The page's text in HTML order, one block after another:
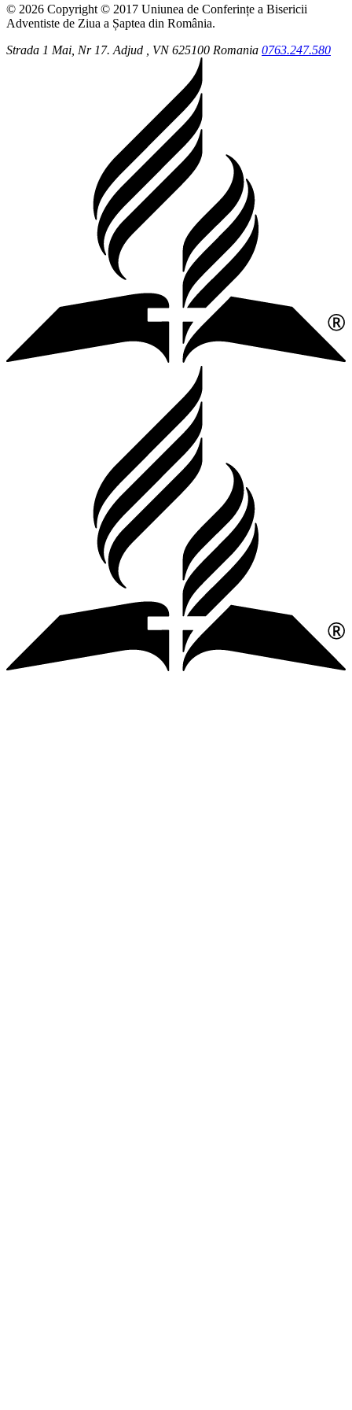
© 2026 Copyright © 2017 Uniunea de Conferințe a Bisericii
Adventiste de Ziua a Șaptea din România.
Strada 1 Mai, Nr 17.Adjud , VN 625100 Romania 0763.247.580